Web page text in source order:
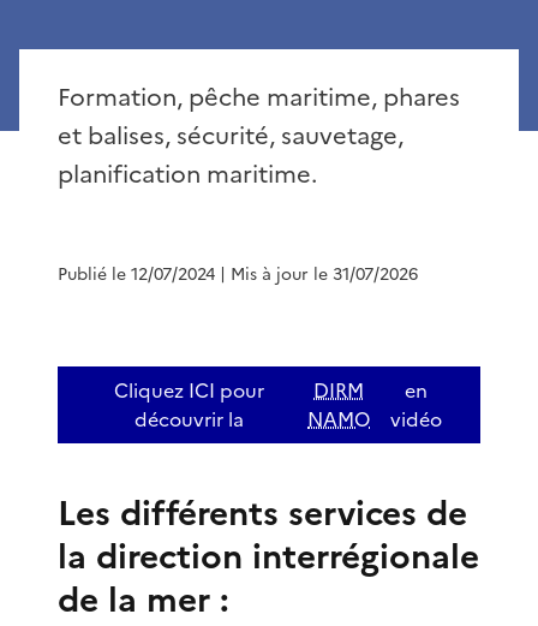
Formation, pêche maritime, phares
et balises, sécurité, sauvetage,
planification maritime.
Publié le 12/07/2024 | Mis à jour le 31/07/2026
Cliquez ICI pour
découvrir la
DIRM
NAMO
en
vidéo
Les différents services de
la direction interrégionale
de la mer :